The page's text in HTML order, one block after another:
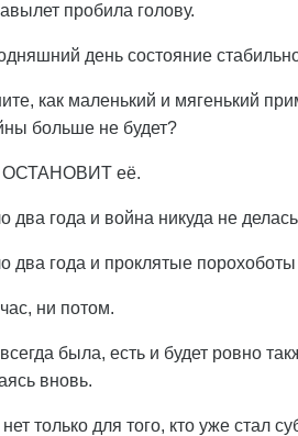
пробила голову.
день состояние
как маленький и мягенький
больше не будет?
ОСТАНОВИТ её.
два года и война никуда не
два года и проклятые
ни потом.
была, есть и будет ровно
вновь.
только для того, кто уже стал